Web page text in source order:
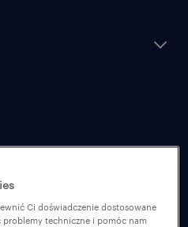
Ci doświadczenie dostosowane
techniczne i pomóc nam